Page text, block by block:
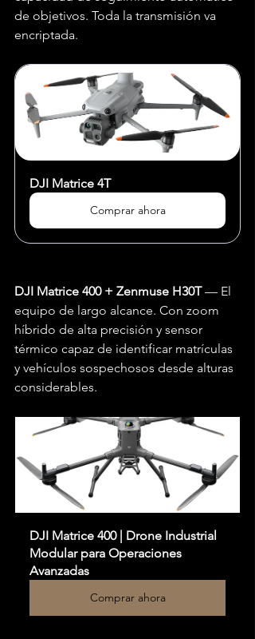
de objetivos. Toda la transmisión va
encriptada.
DJI Matrice 4T
Comprar ahora
DJI Matrice 400 + Zenmuse H30T — El
equipo de largo alcance. Con zoom
híbrido de alta precisión y sensor
térmico capaz de identificar matrículas
y vehículos sospechosos desde alturas
considerables.
DJI Matrice 400 | Drone Industrial
Modular para Operaciones
Avanzadas
Comprar ahora